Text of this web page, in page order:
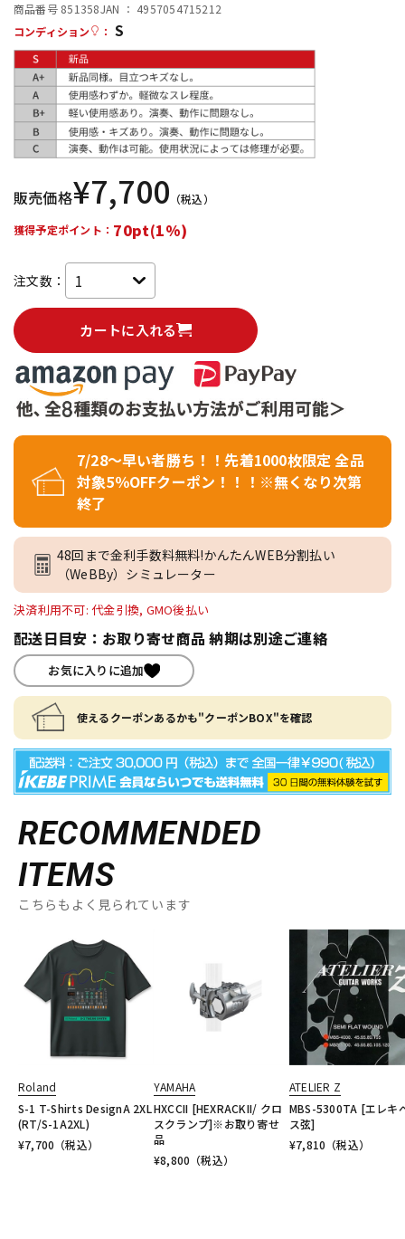
配信/ライブ機器
中古
商品番号 851358JAN ： 4957054715212
コンディション
： S
販売価格¥7,700 （税込）
獲得予定ポイント： 70pt(1%)
注文数：
カートに入れる
7/28～早い者勝ち！！先着1000枚限定 全品
対象5％OFFクーポン！！！※無くなり次第
終了
48回まで金利手数料無料!かんたんWEB分割払い
（WeBBy）シミュレーター
決済利用不可: 代金引換, GMO後払い
配送日目安：お取り寄せ商品 納期は別途ご連絡
お気に入りに追加
使えるクーポンあるかも"クーポンBOX"を確認
RECOMMENDED
ITEMS
こちらもよく見られています
Roland
S-1 T-Shirts DesignA 2XL
(RT/S-1A2XL)
¥7,700 （税込）
YAMAHA
HXCCII [HEXRACKII/ クロ
スクランプ]※お取り寄せ
品
¥8,800 （税込）
ATELIER Z
MBS-5300TA [エレキ
ス弦]
¥7,810 （税込）